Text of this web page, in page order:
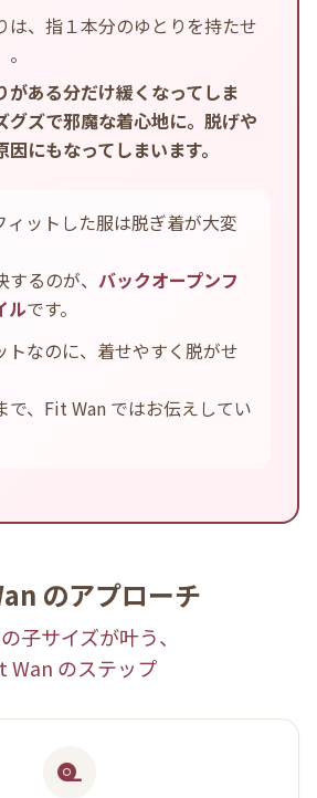
は、指１本分のゆとりを持たせ
がある分だけ緩くなってしま
グズで邪魔な着心地に。脱げや
にもなってしまいます。
ィットした服は脱ぎ着が大変
るのが、 バックオープンフ
ルです。
トなのに、着せやすく脱がせ
で、Fit Wan ではお伝えしてい
のアプローチ
子サイズが叶う、
Wan のステップ